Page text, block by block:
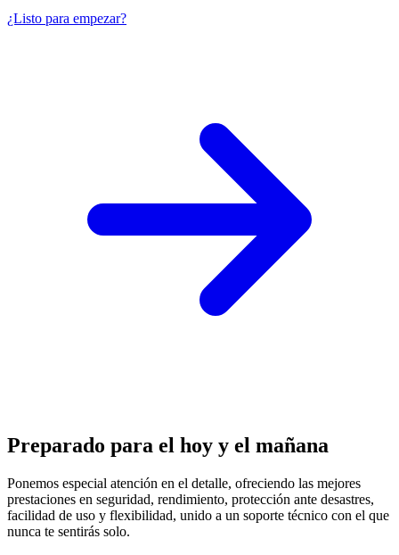
¿Listo para empezar?
Preparado para el hoy y el mañana
Ponemos especial atención en el detalle, ofreciendo las mejores
prestaciones en seguridad, rendimiento, protección ante desastres,
facilidad de uso y flexibilidad, unido a un soporte técnico con el que
nunca te sentirás solo.